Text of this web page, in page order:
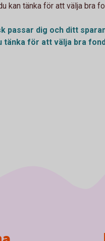
kan tänka för att välja bra
passar dig och ditt
tänka för att välja bra